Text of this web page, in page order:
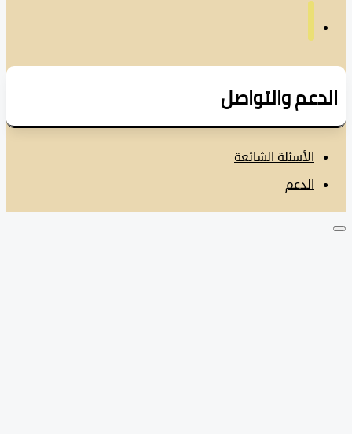
والتواصل
الأسئلة الشائعة
الدعم